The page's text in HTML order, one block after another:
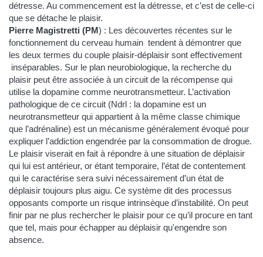
détresse. Au commencement est la détresse, et c’est de celle-ci
que se détache le plaisir.
Pierre Magistretti (PM) : Les découvertes récentes sur le
fonctionnement du cerveau humain tendent à démontrer que
les deux termes du couple plaisir-déplaisir sont effectivement
inséparables. Sur le plan neurobiologique, la recherche du
plaisir peut être associée à un circuit de la récompense qui
utilise la dopamine comme neurotransmetteur. L’activation
pathologique de ce circuit (Ndrl : la dopamine est un
neurotransmetteur qui appartient à la même classe chimique
que l’adrénaline) est un mécanisme généralement évoqué pour
expliquer l’addiction engendrée par la consommation de drogue.
Le plaisir viserait en fait à répondre à une situation de déplaisir
qui lui est antérieur, or étant temporaire, l’état de contentement
qui le caractérise sera suivi nécessairement d’un état de
déplaisir toujours plus aigu. Ce système dit des processus
opposants comporte un risque intrinsèque d’instabilité. On peut
finir par ne plus rechercher le plaisir pour ce qu’il procure en tant
que tel, mais pour échapper au déplaisir qu'engendre son
absence.